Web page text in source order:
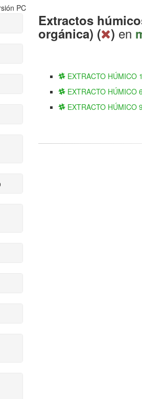
PC
Extractos
orgánica) ( ) en
EXTRACTO HÚMICO
EXTRACTO HÚMICO
EXTRACTO HÚMICO